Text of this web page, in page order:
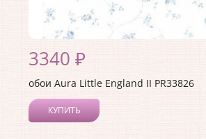
3340 ₽
обои Aura Little England II PR33826
КУПИТЬ